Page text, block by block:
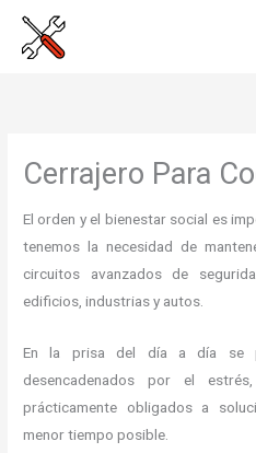
Cerrajero Para
El orden y el bienestar social es
tenemos la necesidad de
circuitos avanzados de
edificios, industrias y autos.
En la prisa del día a día se
desencadenados por el
prácticamente obligados a
menor tiempo posible.